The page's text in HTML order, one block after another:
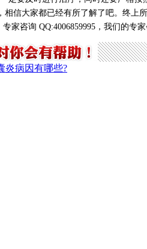
信大家都已经有所了解了吧。终
家咨询 QQ:4006859995，我们的专
炎病因有哪些?